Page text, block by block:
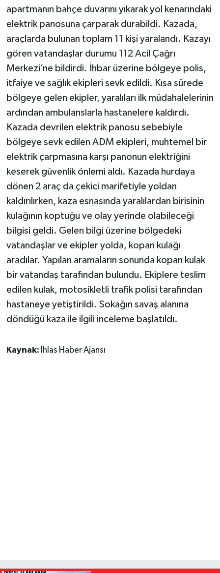
apartmanın bahçe duvarını yıkarak yol kenarındaki
elektrik panosuna çarparak durabildi. Kazada,
araçlarda bulunan toplam 11 kişi yaralandı. Kazayı
gören vatandaşlar durumu 112 Acil Çağrı
Merkezi’ne bildirdi. İhbar üzerine bölgeye polis,
itfaiye ve sağlık ekipleri sevk edildi. Kısa sürede
bölgeye gelen ekipler, yaralıları ilk müdahalelerinin
ardından ambulanslarla hastanelere kaldırdı.
Kazada devrilen elektrik panosu sebebiyle
bölgeye sevk edilen ADM ekipleri, muhtemel bir
elektrik çarpmasına karşı panonun elektriğini
keserek güvenlik önlemi aldı. Kazada hurdaya
dönen 2 araç da çekici marifetiyle yoldan
kaldırılırken, kaza esnasında yaralılardan birisinin
kulağının koptuğu ve olay yerinde olabileceği
bilgisi geldi. Gelen bilgi üzerine bölgedeki
vatandaşlar ve ekipler yolda, kopan kulağı
aradılar. Yapılan aramaların sonunda kopan kulak
bir vatandaş tarafından bulundu. Ekiplere teslim
edilen kulak, motosikletli trafik polisi tarafından
hastaneye yetiştirildi. Sokağın savaş alanına
döndüğü kaza ile ilgili inceleme başlatıldı.
Kaynak: İhlas Haber Ajansı